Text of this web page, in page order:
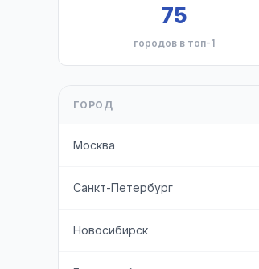
75
городов в топ-1
ГОРОД
Москва
Санкт-Петербург
Новосибирск